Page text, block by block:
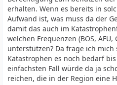
erhalten. Wenn es bereits in
Aufwand ist, was muss da der
damit das auch im
welchen Frequenzen (BOS,
unterstützen? Da frage ich mich
Katastrophen es noch bedarf
einfachsten Fall würde da ja
reichen, die in der Region eine